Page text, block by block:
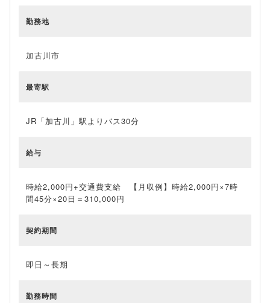
勤務地
加古川市
最寄駅
JR「加古川」駅よりバス30分
給与
時給2,000円+交通費支給 【月収例】時給2,000円×7時
間45分×20日＝310,000円
契約期間
即日～長期
勤務時間